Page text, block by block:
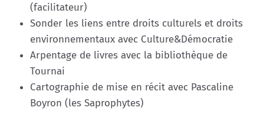
(facilitateur)
Sonder les liens entre droits culturels et droits
environnementaux avec Culture&Démocratie
Arpentage de livres avec la bibliothèque de
Tournai
Cartographie de mise en récit avec Pascaline
Boyron (les Saprophytes)